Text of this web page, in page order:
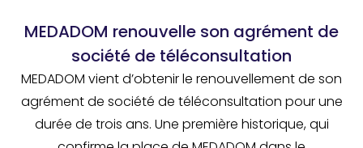
MEDADOM renouvelle son agrément de
société de téléconsultation
MEDADOM vient d’obtenir le renouvellement de son
agrément de société de téléconsultation pour une
durée de trois ans. Une première historique, qui